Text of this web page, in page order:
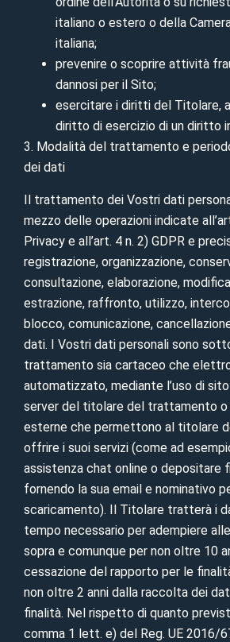
italiano o estero o della
italiana;
prevenire o scoprire attività
dannosi per il Sito;
esercitare i diritti del Titolare,
diritto di esercizio di un diritto
3. Modalità del trattamento e
dei dati
Il trattamento dei Vostri dati
mezzo delle operazioni indicate
Privacy e all’art. 4 n. 2) GDPR e
registrazione, organizzazione,
consultazione, elaborazione,
estrazione, raffronto, utilizzo,
blocco, comunicazione,
dati. I Vostri dati personali sono
trattamento sia cartaceo che
automatizzato, mediante l’uso di
server del titolare del trattamento
esterne che permettono al titolare
offrire i suoi servizi (come ad
assistenza chat online o depositare
fornendo la sua email e nominativo
scaricamento). Il Titolare tratterà i
tempo necessario per adempiere
sopra e comunque per non oltre 10
cessazione del rapporto per le
non oltre 2 anni dalla raccolta dei
finalità. Nel rispetto di quanto
comma 1 lett. e) del Reg. UE 2016/